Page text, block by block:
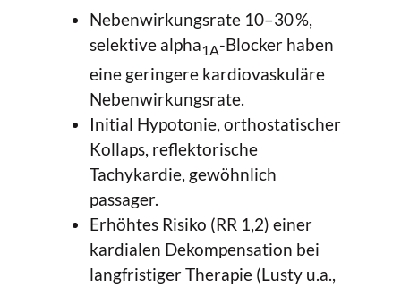
Nebenwirkungsrate 10–30 %,
selektive alpha1A-Blocker haben
eine geringere kardiovaskuläre
Nebenwirkungsrate.
Initial Hypotonie, orthostatischer
Kollaps, reflektorische
Tachykardie, gewöhnlich
passager.
Erhöhtes Risiko (RR 1,2) einer
kardialen Dekompensation bei
langfristiger Therapie (Lusty u.a.,